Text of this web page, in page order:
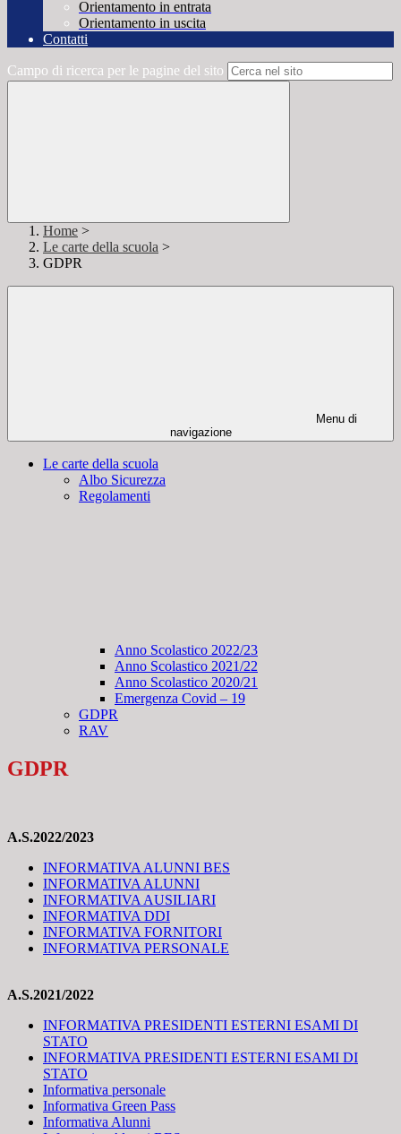
Orientamento in entrata
Orientamento in uscita
Contatti
Campo di ricerca per le pagine del sito
Home >
Le carte della scuola >
GDPR
Menu di
navigazione
Le carte della scuola
Albo Sicurezza
Regolamenti
Anno Scolastico 2022/23
Anno Scolastico 2021/22
Anno Scolastico 2020/21
Emergenza Covid – 19
GDPR
RAV
GDPR
A.S.2022/2023
INFORMATIVA ALUNNI BES
INFORMATIVA ALUNNI
INFORMATIVA AUSILIARI
INFORMATIVA DDI
INFORMATIVA FORNITORI
INFORMATIVA PERSONALE
A.S.2021/2022
INFORMATIVA PRESIDENTI ESTERNI ESAMI DI
STATO
INFORMATIVA PRESIDENTI ESTERNI ESAMI DI
STATO
Informativa personale
Informativa Green Pass
Informativa Alunni